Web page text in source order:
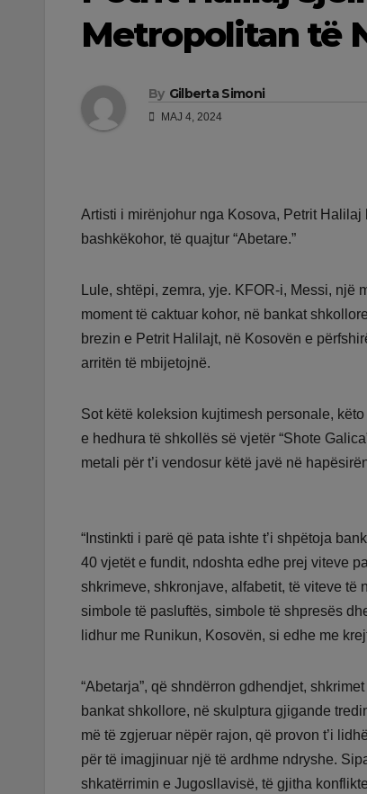
Metropolitan të
By Gilberta Simoni
MAJ 4, 2024
Artisti i mirënjohur nga Kosova, Petrit
bashkëkohor, të quajtur “Abetare.”
Lule, shtëpi, zemra, yje. KFOR-i, Messi, një
moment të caktuar kohor, në bankat
brezin e Petrit Halilajt, në Kosovën e
arritën të mbijetojnë.
Sot këtë koleksion kujtimesh personale,
e hedhura të shkollës së vjetër “Shote
metali për t’i vendosur këtë javë në
“Instinkti i parë që pata ishte t’i shpëtoja
40 vjetët e fundit, ndoshta edhe prej viteve
shkrimeve, shkronjave, alfabetit, të viteve të
simbole të pasluftës, simbole të shpresës
lidhur me Runikun, Kosovën, si edhe me
“Abetarja”, që shndërron gdhendjet,
bankat shkollore, në skulptura gjigande
më të zgjeruar nëpër rajon, që provon t’i
për të imagjinuar një të ardhme ndryshe.
shkatërrimin e Jugosllavisë, të gjitha